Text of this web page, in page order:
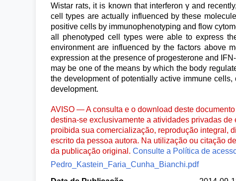
Wistar rats, it is known that interferon γ and
cell types are actually influenced by these
positive cells by immunophenotyping and flow
all phenotyped cell types were able to express
environment are influenced by the factors above
expression at the presence of progesterone and
may be one of the means by which the body
the development of potentially active immune
development.
AVISO — A consulta e o download deste
destina-se exclusivamente a atividades privadas
proibida sua comercialização, reprodução integral,
escrito da pessoa autora. Na utilização ou citação
da publicação original. Consulte a Política de
Pedro_Kastein_Faria_Cunha_Bianchi.pdf